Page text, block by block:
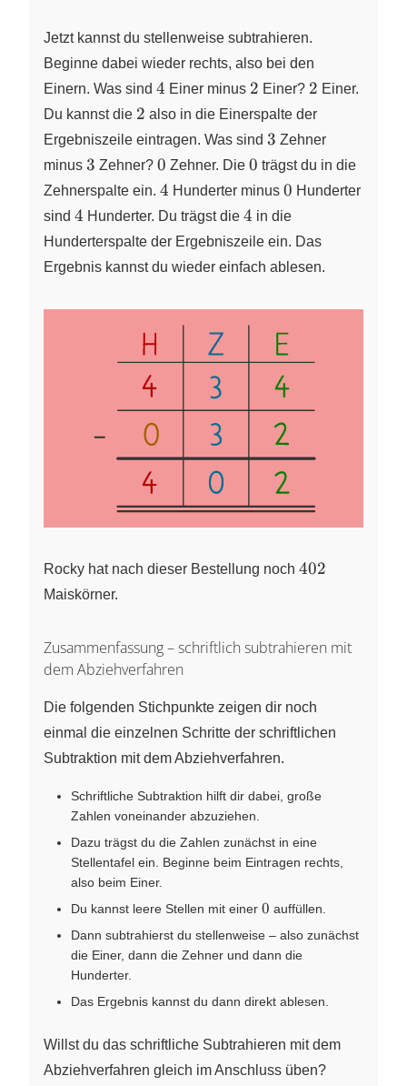
Jetzt kannst du stellenweise subtrahieren.
Beginne dabei wieder rechts, also bei den
Einern. Was sind 4
4 Einer minus 2
2 Einer? 2
2 Einer.
Du kannst die 2
2 also in die Einerspalte der
Ergebniszeile eintragen. Was sind 3
3 Zehner
minus 3
3 Zehner? 0
0 Zehner. Die 0
0 trägst du in die
Zehnerspalte ein. 4
4 Hunderter minus 0
0 Hunderter
sind 4
4 Hunderter. Du trägst die 4
4 in die
Hunderterspalte der Ergebniszeile ein. Das
Ergebnis kannst du wieder einfach ablesen.
Rocky hat nach dieser Bestellung noch 402
402
Maiskörner.
Zusammenfassung – schriftlich subtrahieren mit
dem Abziehverfahren
Die folgenden Stichpunkte zeigen dir noch
einmal die einzelnen Schritte der schriftlichen
Subtraktion mit dem Abziehverfahren.
Schriftliche Subtraktion hilft dir dabei, große
Zahlen voneinander abzuziehen.
Dazu trägst du die Zahlen zunächst in eine
Stellentafel ein. Beginne beim Eintragen rechts,
also beim Einer.
Du kannst leere Stellen mit einer 0
0 auffüllen.
Dann subtrahierst du stellenweise – also zunächst
die Einer, dann die Zehner und dann die
Hunderter.
Das Ergebnis kannst du dann direkt ablesen.
Willst du das schriftliche Subtrahieren mit dem
Abziehverfahren gleich im Anschluss üben?